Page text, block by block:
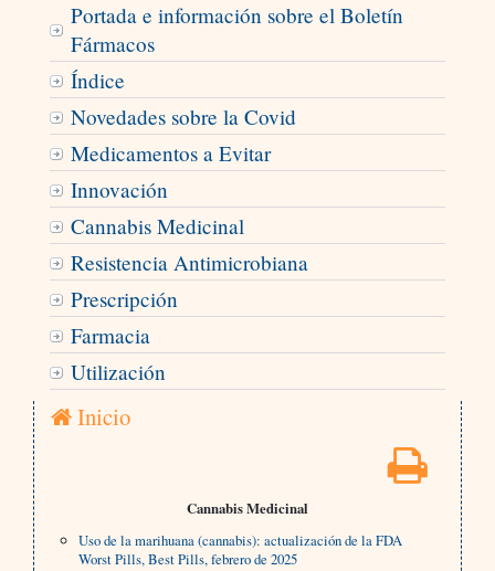
Portada e información sobre el Boletín
Fármacos
Índice
Novedades sobre la Covid
Medicamentos a Evitar
Innovación
Cannabis Medicinal
Resistencia Antimicrobiana
Prescripción
Farmacia
Utilización
Inicio
Cannabis Medicinal
Uso de la marihuana (cannabis): actualización de la FDA
Worst Pills, Best Pills, febrero de 2025